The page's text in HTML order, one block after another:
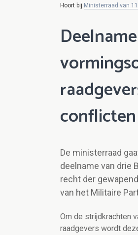
Hoort bij Ministerraad van
De ministerraad
deelname van drie
recht der
van het Militaire
Om de strijdkrachten
raadgevers wordt